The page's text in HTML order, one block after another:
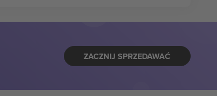
ZACZNIJ SPRZEDAWAĆ